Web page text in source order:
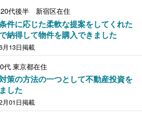
代後半 新宿区在住
件に応じた柔軟な提案をしてくれた
納得して物件を購入できました
月13日掲載
代 東京都在住
策の方法の一つとして不動産投資を
した
月01日掲載